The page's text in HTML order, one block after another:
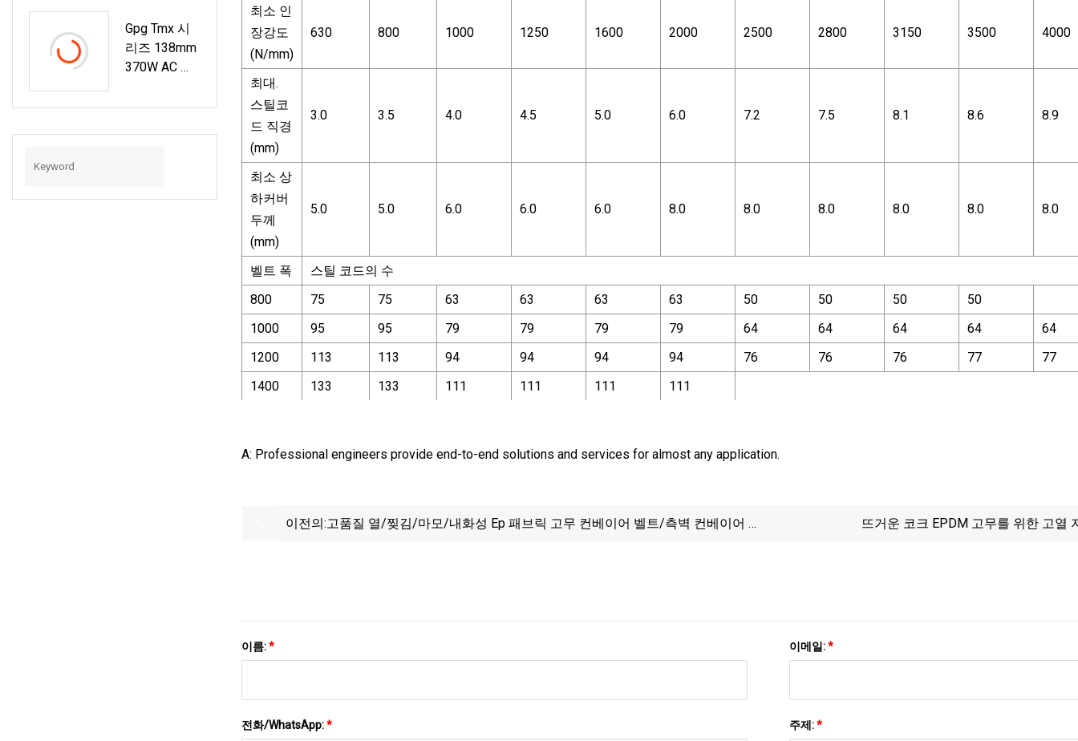
Gpg Tmx 시
리즈 138mm
370W AC 드
트 컨베이어
최소 인
장강도
(N/mm)
630 800 1000 1250 1600 2000 2500 2800 3150 3500 4000
최대.
스틸코
드 직경
(mm)
3.0 3.5 4.0 4.5 5.0 6.0 7.2 7.5 8.1 8.6 8.9
최소 상
하커버
두께
(mm)
5.0 5.0 6.0 6.0 6.0 8.0 8.0 8.0 8.0 8.0 8.0
벨트 폭
스틸 코드의 수
800
75 75 63 63 63 63 50 50 50
50
1000
95 95 79 79 79 79 64 64 64 64
64
1200
113 113 94 94 94 94 76 76 76 77
77
1400
133 133 111 111 111 111
A: Professional engineers provide end-to-end solutions and services for almost any application.
이전의:고품질 열/찢김/마모/내화성 Ep 패브릭 고무 컨베이어 벨트/측벽 컨베이어 벨
뜨거운 코크 EPDM 고무를 위한 고열
이름:* 이메일:*
전화/WhatsApp:* 주제:*